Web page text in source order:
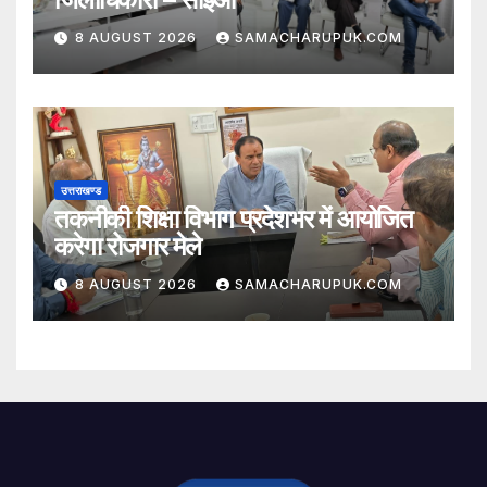
8 AUGUST 2026 SAMACHARUPUK.COM
उत्तराखण्ड
तकनीकी शिक्षा विभाग प्रदेशभर में आयोजित
करेगा रोजगार मेले
8 AUGUST 2026 SAMACHARUPUK.COM